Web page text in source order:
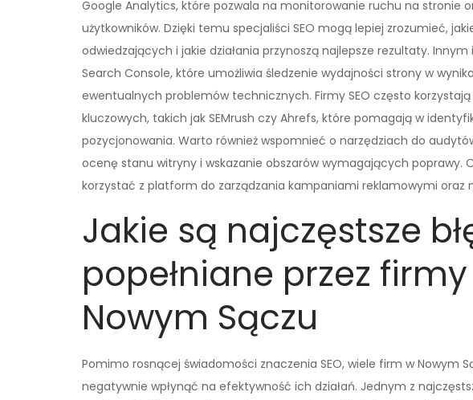
Google Analytics, które pozwala na monitorowanie ruchu na stronie
użytkowników. Dzięki temu specjaliści SEO mogą lepiej zrozumieć,
odwiedzających i jakie działania przynoszą najlepsze rezultaty.
Search Console, które umożliwia śledzenie wydajności strony w
ewentualnych problemów technicznych. Firmy SEO często korzystają
kluczowych, takich jak SEMrush czy Ahrefs, które pomagają w
pozycjonowania. Warto również wspomnieć o narzędziach do
ocenę stanu witryny i wskazanie obszarów wymagających poprawy.
korzystać z platform do zarządzania kampaniami reklamowymi oraz
Jakie są najczęstsze
popełniane przez firmy
Nowym Sączu
Pomimo rosnącej świadomości znaczenia SEO, wiele firm w Nowym
negatywnie wpłynąć na efektywność ich działań. Jednym z